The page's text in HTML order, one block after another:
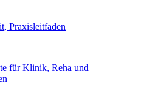
Praxisleitfaden
für Klinik, Reha und